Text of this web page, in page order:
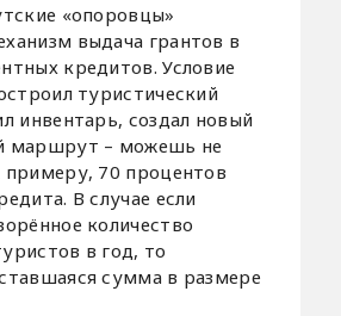
«опоровцы»
выдача грантов в
кредитов. Условие
туристический
инвентарь, создал новый
маршрут – можешь не
70 процентов
В случае если
количество
в год, то
сумма в размере